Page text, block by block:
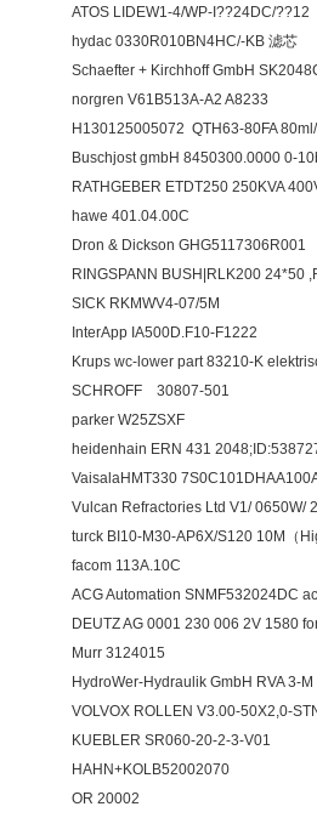
ATOS LIDEW1-4/WP-I??24DC/??12
hydac 0330R010BN4HC/-KB 滤芯
Schaefter + Kirchhoff GmbH
norgren V61B513A-A2 A8233
H130125005072 QTH63-80FA
Buschjost gmbH 8450300.0000 0-
RATHGEBER ETDT250 250KVA
hawe 401.04.00C
Dron & Dickson GHG5117306R001
RINGSPANN BUSH|RLK200 24*50
SICK RKMWV4-07/5M
InterApp IA500D.F10-F1222
Krups wc-lower part 83210-K
SCHROFF 30807-501
parker W25ZSXF
heidenhain ERN 431
VaisalaHMT330
Vulcan Refractories Ltd V1/ 0650W/
turck BI10-M30-AP6X/S120 10M
facom 113A.10C
ACG Automation SNMF532024DC
DEUTZ AG 0001 230 006 2V 1580
Murr 3124015
HydroWer-Hydraulik GmbH RVA 3-
VOLVOX ROLLEN V3.00-
KUEBLER SR060-20-2-3-V01
HAHN+KOLB52002070
OR 20002